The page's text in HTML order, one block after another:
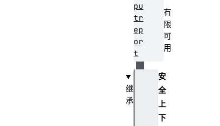
有
限
可
用
安
全
上
下
pu
tr
ep
or
t
继
承